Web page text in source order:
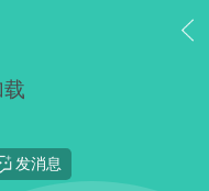
载
发消息